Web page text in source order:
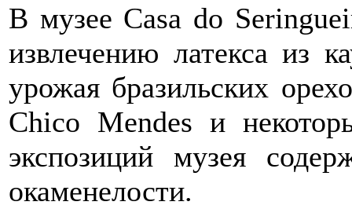
В музее Casa do
извлечению латекса из
урожая бразильских
Chico Mendes и
экспозиций музея
окаменелости.